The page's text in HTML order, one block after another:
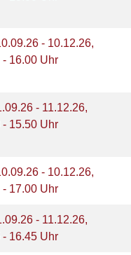
- 10.12.26,
- 16.00 Uhr
- 11.12.26,
- 15.50 Uhr
- 10.12.26,
- 17.00 Uhr
- 11.12.26,
- 16.45 Uhr